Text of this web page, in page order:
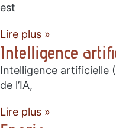
est
Lire plus »
Intelligence
Intelligence artificielle
de l’IA,
Lire plus »